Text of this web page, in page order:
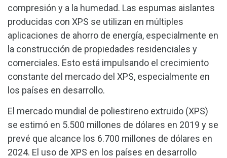
compresión y a la humedad. Las espumas aislantes
producidas con XPS se utilizan en múltiples
aplicaciones de ahorro de energía, especialmente en
la construcción de propiedades residenciales y
comerciales. Esto está impulsando el crecimiento
constante del mercado del XPS, especialmente en
los países en desarrollo.
El mercado mundial de poliestireno extruido (XPS)
se estimó en 5.500 millones de dólares en 2019 y se
prevé que alcance los 6.700 millones de dólares en
2024. El uso de XPS en los países en desarrollo